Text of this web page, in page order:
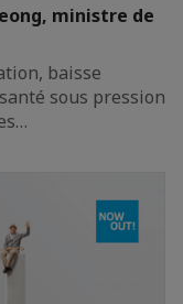
ministre de
baisse
sous pression